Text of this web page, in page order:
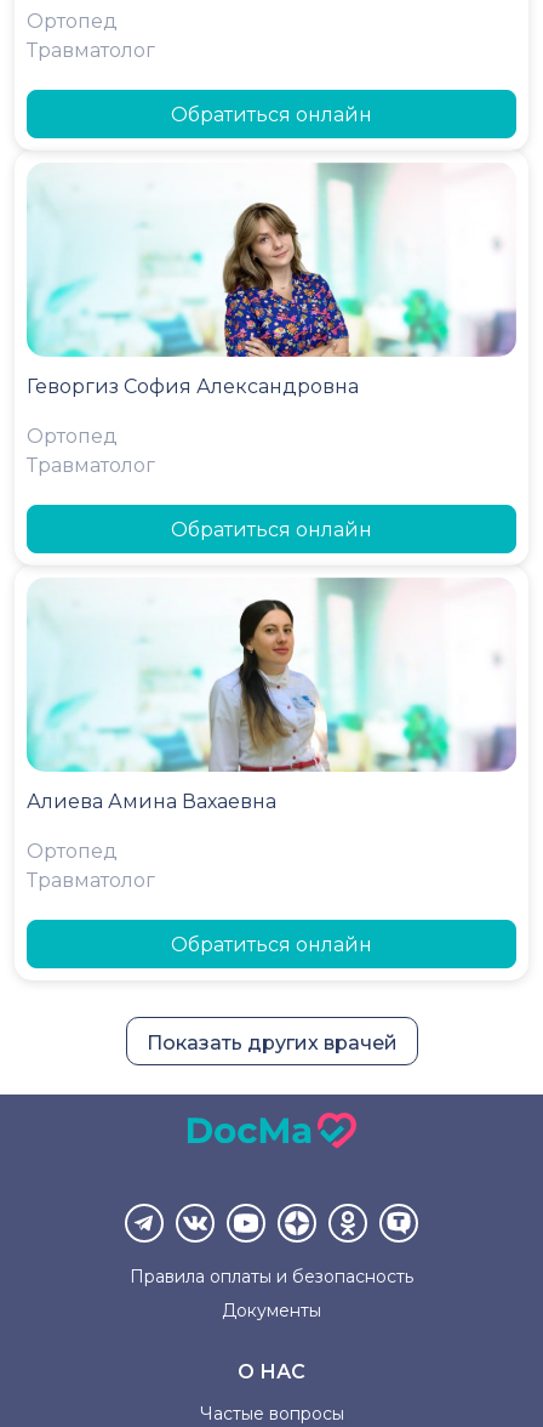
Ортопед
Травматолог
Обратиться онлайн
Геворгиз София Александровна
Ортопед
Травматолог
Обратиться онлайн
Алиева Амина Вахаевна
Ортопед
Травматолог
Обратиться онлайн
Показать других врачей
Правила оплаты и безопасность
Документы
О НАС
Частые вопросы